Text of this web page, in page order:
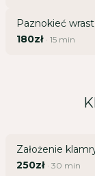
Paznokieć
180zł · 15 min
Założenie
250zł · 30 min